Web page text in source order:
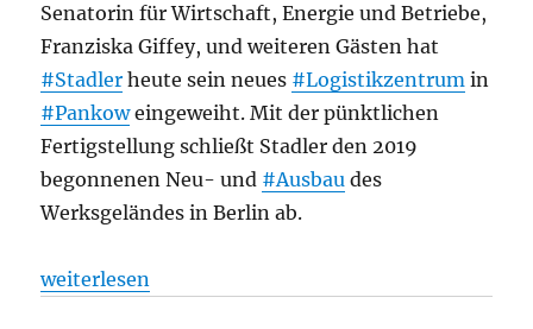
Senatorin für Wirtschaft, Energie und Betriebe,
Franziska Giffey, und weiteren Gästen hat
#Stadler heute sein neues #Logistikzentrum in
#Pankoweingeweiht. Mit der pünktlichen
Fertigstellung schließt Stadler den 2019
begonnenen Neu- und #Ausbau des
Werksgeländes in Berlin ab.
„Stadler: Neues Logistikzentrum für den
weiterlesen